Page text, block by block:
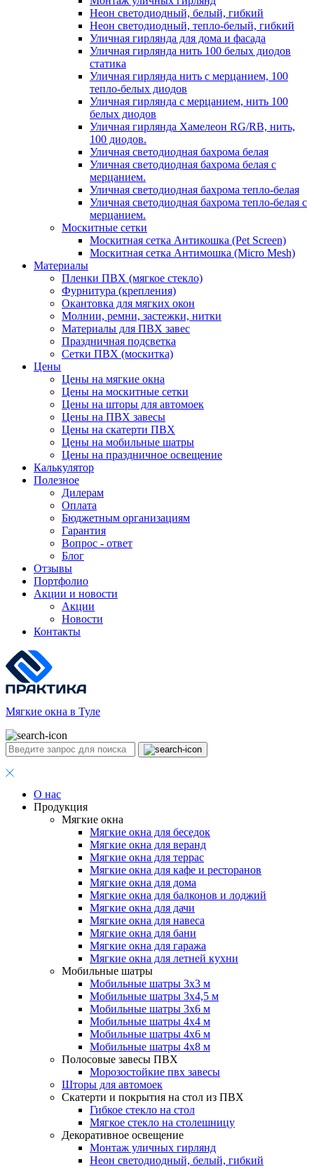
Неон светодиодный, белый, гибкий
Неон светодиодный, тепло-белый, гибкий
Уличная гирлянда для дома и фасада
Уличная гирлянда нить 100 белых диодов
статика
Уличная гирлянда нить с мерцанием, 100
тепло-белых диодов
Уличная гирлянда с мерцанием, нить 100
белых диодов
Уличная гирлянда Хамелеон RG/RB, нить,
100 диодов.
Уличная светодиодная бахрома белая
Уличная светодиодная бахрома белая с
мерцанием.
Уличная светодиодная бахрома тепло-белая
Уличная светодиодная бахрома тепло-белая с
мерцанием.
Москитные сетки
Москитная сетка Антикошка (Pet Screen)
Москитная сетка Антимошка (Micro Mesh)
Материалы
Пленки ПВХ (мягкое стекло)
Фурнитура (крепления)
Окантовка для мягких окон
Молнии, ремни, застежки, нитки
Материалы для ПВХ завес
Праздничная подсветка
Сетки ПВХ (москитка)
Цены
Цены на мягкие окна
Цены на москитные сетки
Цены на шторы для автомоек
Цены на ПВХ завесы
Цены на скатерти ПВХ
Цены на мобильные шатры
Цены на праздничное освещение
Калькулятор
Полезное
Дилерам
Оплата
Бюджетным организациям
Гарантия
Вопрос - ответ
Блог
Отзывы
Портфолио
Акции и новости
Акции
Новости
Контакты
Мягкие окна в Туле
О нас
Продукция
Мягкие окна
Мягкие окна для беседок
Мягкие окна для веранд
Мягкие окна для террас
Мягкие окна для кафе и ресторанов
Мягкие окна для дома
Мягкие окна для балконов и лоджий
Мягкие окна для дачи
Мягкие окна для навеса
Мягкие окна для бани
Мягкие окна для гаража
Мягкие окна для летней кухни
Мобильные шатры
Мобильные шатры 3х3 м
Мобильные шатры 3х4,5 м
Мобильные шатры 3х6 м
Мобильные шатры 4х4 м
Мобильные шатры 4х6 м
Мобильные шатры 4х8 м
Полосовые завесы ПВХ
Морозостойкие пвх завесы
Шторы для автомоек
Скатерти и покрытия на стол из ПВХ
Гибкое стекло на стол
Мягкое стекло на столешницу
Декоративное освещение
Монтаж уличных гирлянд
Неон светодиодный, белый, гибкий